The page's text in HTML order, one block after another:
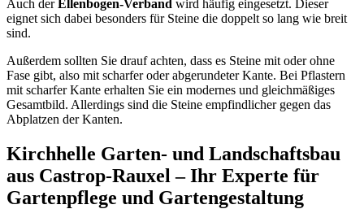
Auch der Ellenbogen-Verband wird häufig eingesetzt. Dieser
eignet sich dabei besonders für Steine die doppelt so lang wie breit
sind.
Außerdem sollten Sie drauf achten, dass es Steine mit oder ohne
Fase gibt, also mit scharfer oder abgerundeter Kante. Bei Pflastern
mit scharfer Kante erhalten Sie ein modernes und gleichmäßiges
Gesamtbild. Allerdings sind die Steine empfindlicher gegen das
Abplatzen der Kanten.
Kirchhelle Garten- und Landschaftsbau
aus Castrop-Rauxel – Ihr Experte für
Gartenpflege und Gartengestaltung